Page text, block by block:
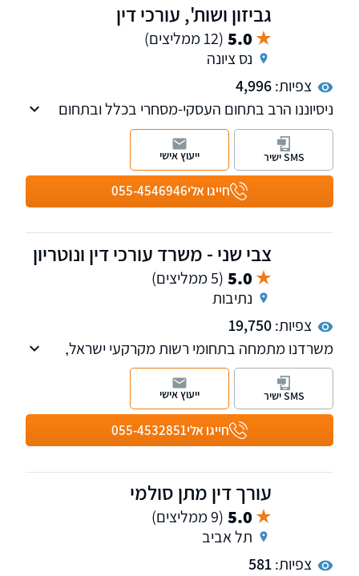
גביזון ושות', עורכי דין
5.0 (12 ממליצים)
נס ציונה
צפיות:4,996
ניסיוננו הרב בתחום העסקי-מסחרי בכלל ובתחום
דיני המס ודיני עבודה בפרט, מתבטא במתן
פתרונות יעילים בסוגיות מורכבות המאפשר מתן
פתרון כולל ונרחב ללקוחותינו.
חייגו אלי055-4546946
SMS ישיר ייעוץ אישי
צבי שני - משרד עורכי דין ונוטריון
5.0 (5 ממליצים)
נתיבות
צפיות:19,750
משרדנו מתמחה בתחומי רשות מקרקעי ישראל,
המגזר החקלאי, דיני מושבים וקיבוצים, מקרקעין,
צוואות וירושות ומשפט מסחרי על כל רבדיו.
חייגו אלי055-4532851
SMS ישיר ייעוץ אישי
עורך דין מתן סולמי
5.0 (9 ממליצים)
תל אביב
צפיות:581